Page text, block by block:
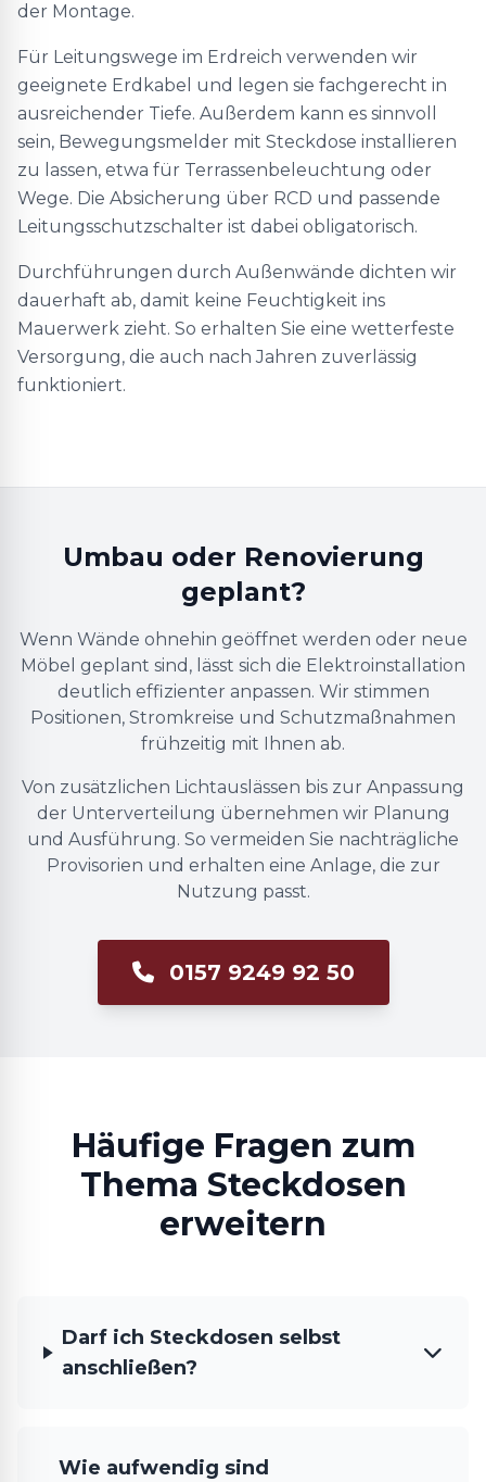
der Montage.
Für Leitungswege im Erdreich verwenden wir
geeignete Erdkabel und legen sie fachgerecht in
ausreichender Tiefe. Außerdem kann es sinnvoll
sein, Bewegungsmelder mit Steckdose installieren
zu lassen, etwa für Terrassenbeleuchtung oder
Wege. Die Absicherung über RCD und passende
Leitungsschutzschalter ist dabei obligatorisch.
Durchführungen durch Außenwände dichten wir
dauerhaft ab, damit keine Feuchtigkeit ins
Mauerwerk zieht. So erhalten Sie eine wetterfeste
Versorgung, die auch nach Jahren zuverlässig
funktioniert.
Umbau oder Renovierung
geplant?
Wenn Wände ohnehin geöffnet werden oder neue
Möbel geplant sind, lässt sich die Elektroinstallation
deutlich effizienter anpassen. Wir stimmen
Positionen, Stromkreise und Schutzmaßnahmen
frühzeitig mit Ihnen ab.
Von zusätzlichen Lichtauslässen bis zur Anpassung
der Unterverteilung übernehmen wir Planung
und Ausführung. So vermeiden Sie nachträgliche
Provisorien und erhalten eine Anlage, die zur
Nutzung passt.
0157 9249 92 50
Häufige Fragen zum
Thema Steckdosen
erweitern
Darf ich Steckdosen selbst
anschließen?
Wie aufwendig sind